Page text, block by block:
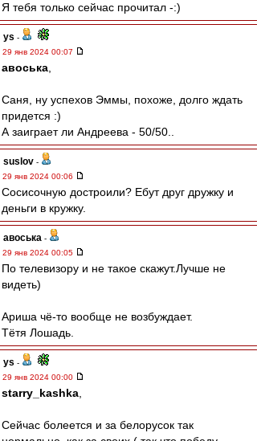
Я тебя только сейчас прочитал -:)
ys -
29 янв 2024 00:07
авоська
Саня, ну успехов Эммы, похоже, долго ждать
придется :)
А заиграет ли Андреева - 50/50..
suslov -
29 янв 2024 00:06
Сосисочную достроили? Ебут друг дружку и
деньги в кружку.
авоська -
29 янв 2024 00:05
По телевизору и не такое скажут.Лучше не
видеть)
Ариша чё-то вообще не возбуждает.
Тётя Лошадь.
ys -
29 янв 2024 00:00
starry_kashka
Сейчас болеется и за белорусок так